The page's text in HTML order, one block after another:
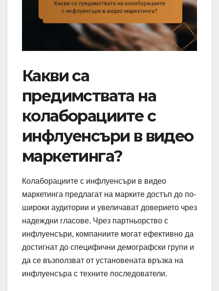
Какви са
предимствата на
колаборациите с
инфлуенсъри в видео
маркетинга?
Колаборациите с инфлуенсъри в видео
маркетинга предлагат на марките достъп до по-
широки аудитории и увеличават доверието чрез
надеждни гласове. Чрез партньорство с
инфлуенсъри, компаниите могат ефективно да
достигнат до специфични демографски групи и
да се възползват от установената връзка на
инфлуенсъра с техните последователи.